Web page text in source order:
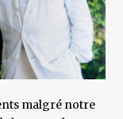
malgré notre